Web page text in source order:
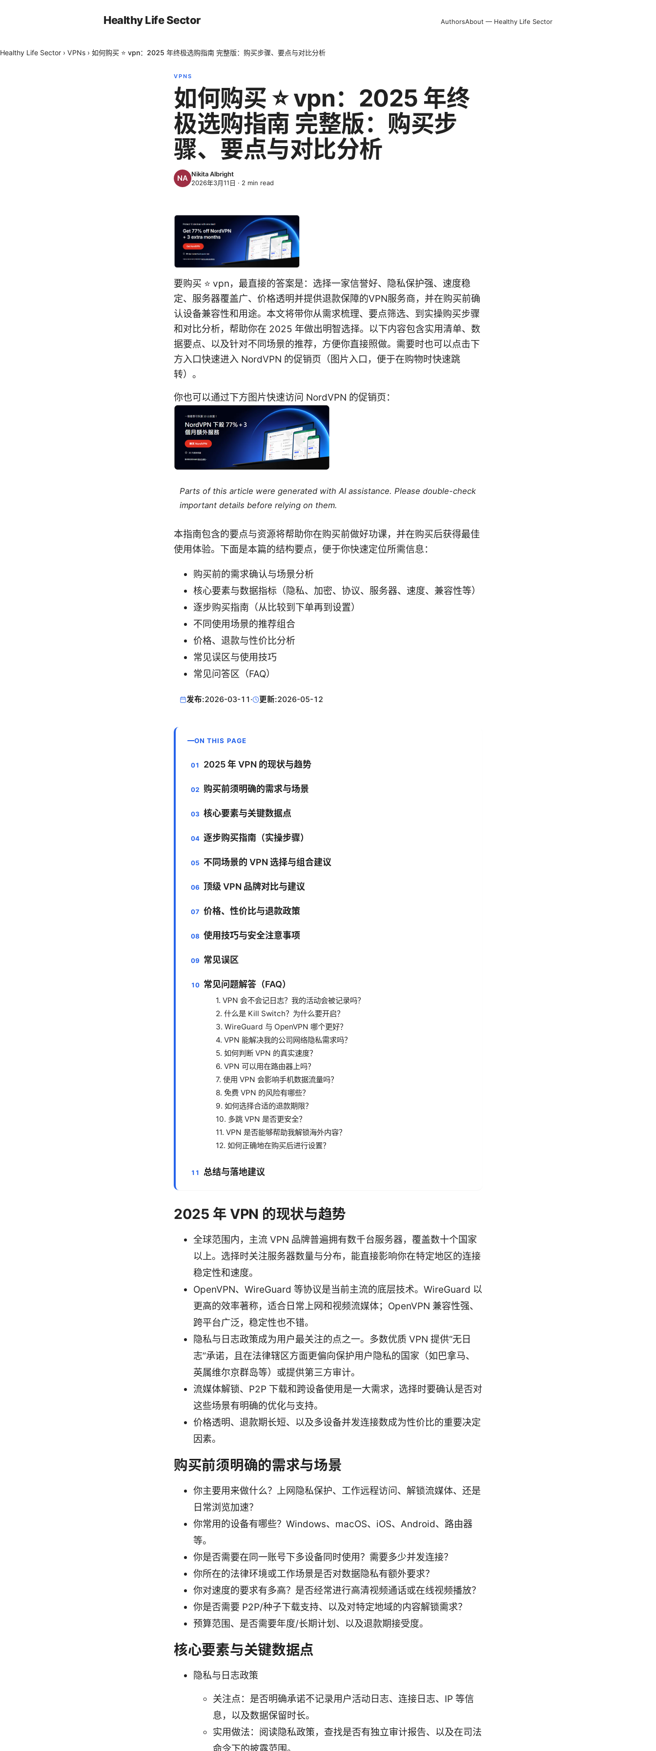
Healthy Life Sector AuthorsAbout — Healthy Life Sector
Healthy Life Sector › VPNs › 如何购买 ⭐ vpn：2025 年终极选购指南 完整版：购买步骤、要点与对比分析
VPNS
如何购买 ⭐ vpn：2025 年终
极选购指南 完整版：购买步
骤、要点与对比分析
Nikita Albright
2026年3月11日 · 2 min read
要购买 ⭐ vpn，最直接的答案是：选择一家信誉好、隐私保护强、速度稳
定、服务器覆盖广、价格透明并提供退款保障的VPN服务商，并在购买前确
认设备兼容性和用途。本文将带你从需求梳理、要点筛选、到实操购买步骤
和对比分析，帮助你在 2025 年做出明智选择。以下内容包含实用清单、数
据要点、以及针对不同场景的推荐，方便你直接照做。需要时也可以点击下
方入口快速进入 NordVPN 的促销页（图片入口，便于在购物时快速跳
转）。
你也可以通过下方图片快速访问 NordVPN 的促销页：
Parts of this article were generated with AI assistance. Please double-check
important details before relying on them.
本指南包含的要点与资源将帮助你在购买前做好功课，并在购买后获得最佳
使用体验。下面是本篇的结构要点，便于你快速定位所需信息：
购买前的需求确认与场景分析
核心要素与数据指标（隐私、加密、协议、服务器、速度、兼容性等）
逐步购买指南（从比较到下单再到设置）
不同使用场景的推荐组合
价格、退款与性价比分析
常见误区与使用技巧
常见问答区（FAQ）
发布:2026-03-11 · 更新:2026-05-12
ON THIS PAGE
2025 年 VPN 的现状与趋势
购买前须明确的需求与场景
核心要素与关键数据点
逐步购买指南（实操步骤）
不同场景的 VPN 选择与组合建议
顶级 VPN 品牌对比与建议
价格、性价比与退款政策
使用技巧与安全注意事项
常见误区
常见问题解答（FAQ）
1. VPN 会不会记日志？我的活动会被记录吗？
2. 什么是 Kill Switch？为什么要开启？
3. WireGuard 与 OpenVPN 哪个更好？
4. VPN 能解决我的公司网络隐私需求吗？
5. 如何判断 VPN 的真实速度？
6. VPN 可以用在路由器上吗？
7. 使用 VPN 会影响手机数据流量吗？
8. 免费 VPN 的风险有哪些？
9. 如何选择合适的退款期限？
10. 多跳 VPN 是否更安全？
11. VPN 是否能够帮助我解锁海外内容？
12. 如何正确地在购买后进行设置？
总结与落地建议
2025 年 VPN 的现状与趋势
全球范围内，主流 VPN 品牌普遍拥有数千台服务器，覆盖数十个国家
以上。选择时关注服务器数量与分布，能直接影响你在特定地区的连接
稳定性和速度。
OpenVPN、WireGuard 等协议是当前主流的底层技术。WireGuard 以
更高的效率著称，适合日常上网和视频流媒体；OpenVPN 兼容性强、
跨平台广泛，稳定性也不错。
隐私与日志政策成为用户最关注的点之一。多数优质 VPN 提供“无日
志”承诺，且在法律辖区方面更偏向保护用户隐私的国家（如巴拿马、
英属维尔京群岛等）或提供第三方审计。
流媒体解锁、P2P 下载和跨设备使用是一大需求，选择时要确认是否对
这些场景有明确的优化与支持。
价格透明、退款期长短、以及多设备并发连接数成为性价比的重要决定
因素。
购买前须明确的需求与场景
你主要用来做什么？上网隐私保护、工作远程访问、解锁流媒体、还是
日常浏览加速？
你常用的设备有哪些？Windows、macOS、iOS、Android、路由器
等。
你是否需要在同一账号下多设备同时使用？需要多少并发连接？
你所在的法律环境或工作场景是否对数据隐私有额外要求？
你对速度的要求有多高？是否经常进行高清视频通话或在线视频播放？
你是否需要 P2P/种子下载支持、以及对特定地域的内容解锁需求？
预算范围、是否需要年度/长期计划、以及退款期接受度。
核心要素与关键数据点
隐私与日志政策
关注点：是否明确承诺不记录用户活动日志、连接日志、IP 等信
息，以及数据保留时长。
实用做法：阅读隐私政策，查找是否有独立审计报告、以及在司法
命令下的披露范围。